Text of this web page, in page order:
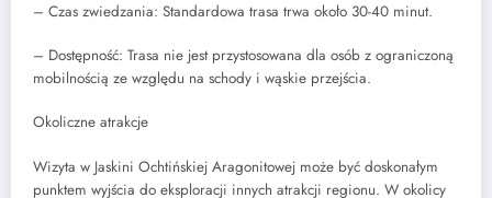
– Czas zwiedzania: Standardowa trasa trwa około 30-40 minut.
– Dostępność: Trasa nie jest przystosowana dla osób z ograniczoną
mobilnością ze względu na schody i wąskie przejścia.
Okoliczne atrakcje
Wizyta w Jaskini Ochtińskiej Aragonitowej może być doskonałym
punktem wyjścia do eksploracji innych atrakcji regionu. W okolicy